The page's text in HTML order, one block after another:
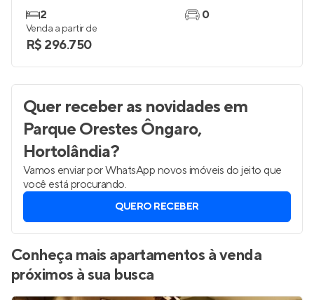
2
0
Venda a partir de
R$ 296.750
Quer receber as novidadesem
Parque Orestes Ôngaro,
Hortolândia?
Vamos enviar por WhatsApp novos imóveis do jeito que
você está procurando.
QUERO RECEBER
Conheça mais apartamentos à venda
próximos à sua busca